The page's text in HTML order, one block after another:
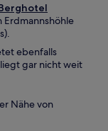
Erdmannshöhle
ebenfalls
gar nicht weit
Nähe von